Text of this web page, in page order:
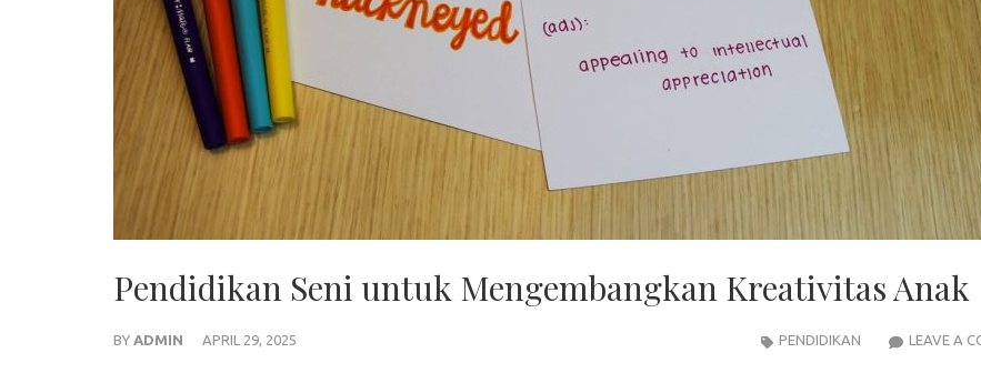
Pendidikan Seni untuk Mengembangkan Kreativitas Anak
BY ADMIN APRIL 29, 2025 LEAVE A
PENDIDIKAN